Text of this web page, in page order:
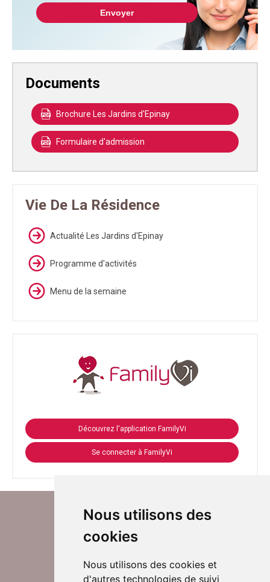
Nous utilisons des
cookies
Nous utilisons des cookies et
d'autres technologies de suivi
Documents
Brochure Les Jardins d'Epinay
Formulaire d'admission
Vie De La Résidence
Actualité Les Jardins d'Epinay
Programme d'activités
Menu de la semaine
Découvrez l'application FamilyVi
Se connecter à FamilyVi